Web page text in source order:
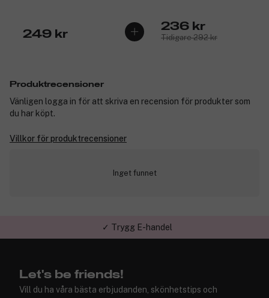
249 kr
236 kr
Tidigare 292 kr
Produktrecensioner
Vänligen logga in för att skriva en recension för produkter som
du har köpt.
Villkor för produktrecensioner
Inget funnet
✓ Trygg E-handel
Let's be friends!
Vill du ha våra bästa erbjudanden, skönhetstips och